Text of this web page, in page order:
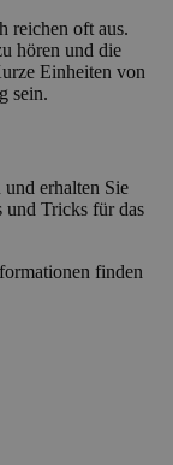
reichen oft aus.
hören und die
Einheiten von
sein.
erhalten Sie
und Tricks für das
finden